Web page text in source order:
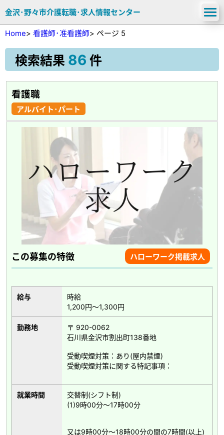
金沢･野々市介護転職･求人情報センター
Home> 看護師･准看護師> ページ 5
検索結果 86 件
看護職
アルバイト･パート
この募集の特徴 ハローワーク掲載求人
給与
時給
1,200円～1,300円
勤務地
〒 920-0062
石川県金沢市割出町138番地
受動喫煙対策：あり(屋内禁煙)
受動喫煙対策に関する特記事項：
就業時間
交替制(シフト制)
(1)9時00分～17時00分
又は9時00分～18時00分の間の7時間(以上)